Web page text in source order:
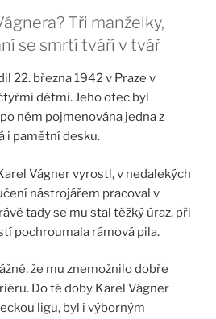
Tři manželky,
se smrtí tváří v tvář
22. března 1942 v Praze v
dětmi. Jeho otec byl
něm pojmenována jedna z
i pamětní desku.
Vágner vyrostl, v nedalekých
nástrojářem pracoval v
tady se mu stal těžký úraz, při
pochroumala rámová pila.
že mu znemožnilo dobře
Do té doby Karel Vágner
ligu, byl i výborným